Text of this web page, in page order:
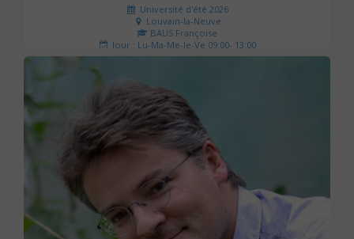
Université d'été 2026
Louvain-la-Neuve
BAUS Françoise
Jour : Lu-Ma-Me-Je-Ve 09:00- 13:00
Nombre de séances : 3